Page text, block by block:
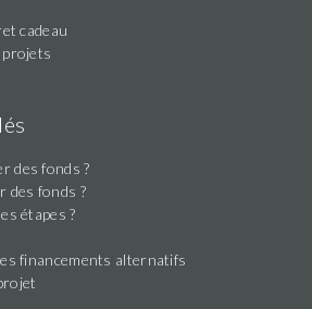
cadeau
des fonds ?
des fonds ?
étapes ?
financements alternatifs